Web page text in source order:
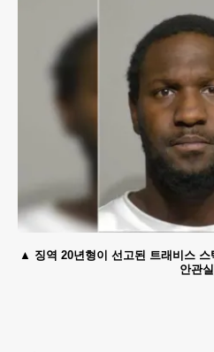
징역 20년형이 선고된 트래비스
안관